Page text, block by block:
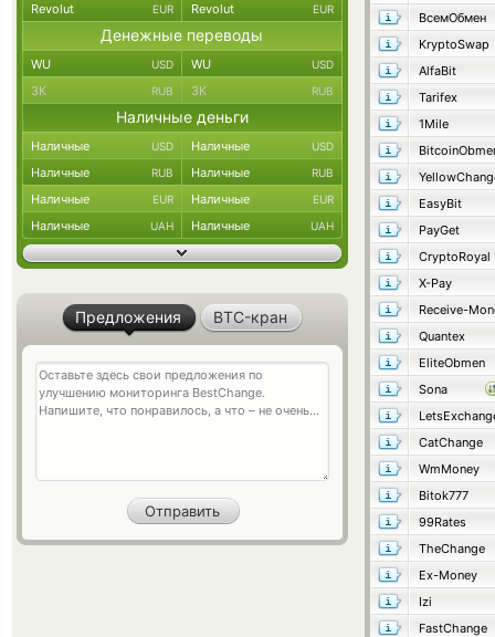
ВсемОбмен
KryptoSwap
AlfaBit
Tarifex
1Mile
EasyBit
PayGet
CryptoRoyal
X-Pay
Receive-
Quantex
EliteObmen
Sona
CatChange
WmMoney
Bitok777
99Rates
TheChange
Ex-Money
Izi
FastChange
Revolut EUR Revolut EUR
Денежные переводы
WU USD WU USD
ЗК RUB ЗК RUB
Наличные деньги
Наличные USD Наличные USD
Наличные RUB Наличные RUB
Наличные EUR Наличные EUR
Наличные UAH Наличные UAH
Предложения BTC-кран